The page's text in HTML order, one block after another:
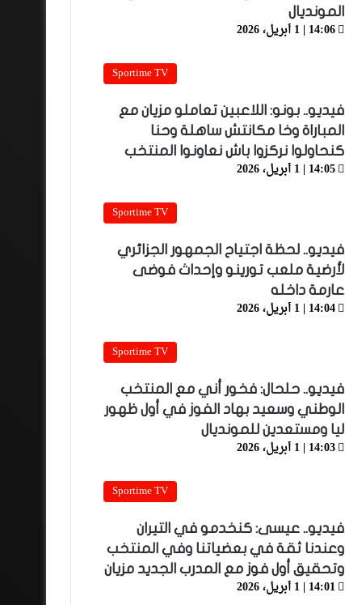
المونديال
14:06 | 1 أبريل، 2026
Sportime TV
فيديو.. بونو: اللاعبين تعاملو مزيان مع
المباراة وخا مكانتش ساهلة وحنا
كنحاولوا نركزوا باش نعاونوا المنتخب
14:05 | 1 أبريل، 2026
Sportime TV
فيديو.. لحظة اجتياح الجمهور الجزائري
لأرضية ملعب تورينو وإحداث فوضى
عارمة داخله
14:04 | 1 أبريل، 2026
Sportime TV
فيديو.. حلحال: فخور أني مع المنتخب
الوطني وسعيد بهاد الفوز في أول ظهور
ليا ومستعدين للمونديال
14:03 | 1 أبريل، 2026
Sportime TV
فيديو.. عيسى: كنخدمو في التيران
وعندنا ثقة في بعضياتنا وفي المنتخب
وتحقيق أول فوز مع المدرب الجديد مزيان
14:01 | 1 أبريل، 2026